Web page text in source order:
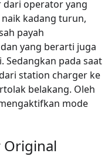
dari operator yang
kadang turun,
payah
yang berarti juga
Sedangkan pada saat
station charger ke
belakang. Oleh
mode
Original